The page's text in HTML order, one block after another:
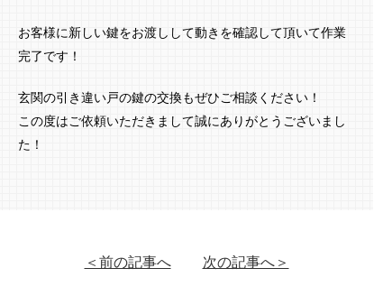
お客様に新しい鍵をお渡しして動きを確認して頂いて作業
完了です！
玄関の引き違い戸の鍵の交換もぜひご相談ください！
この度はご依頼いただきまして誠にありがとうございまし
た！
＜前の記事へ 次の記事へ＞